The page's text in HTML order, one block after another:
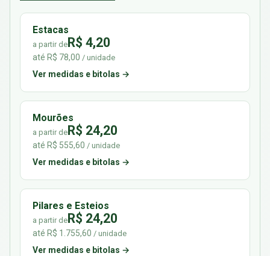
Estacas
a partir deR$ 4,20
até R$ 78,00 / unidade
Ver medidas e bitolas →
Mourões
a partir deR$ 24,20
até R$ 555,60 / unidade
Ver medidas e bitolas →
Pilares e Esteios
a partir deR$ 24,20
até R$ 1.755,60 / unidade
Ver medidas e bitolas →